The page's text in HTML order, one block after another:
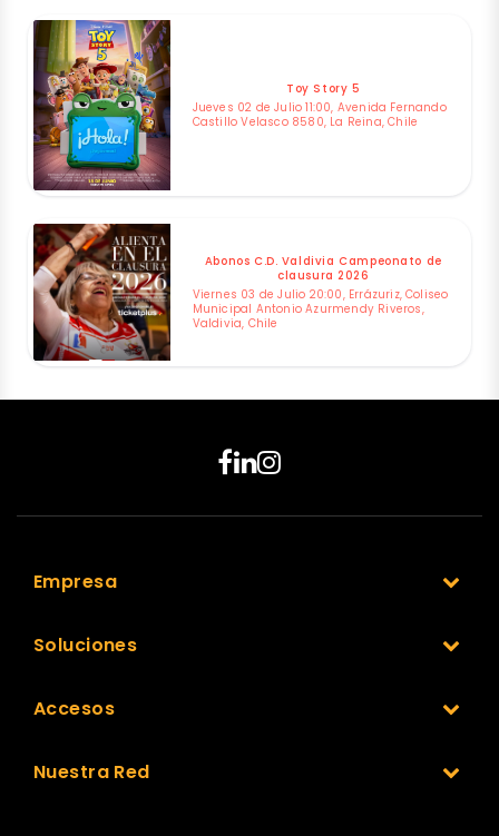
Toy Story 5
Jueves 02 de Julio 11:00, Avenida Fernando
Castillo Velasco 8580, La Reina, Chile
Abonos C.D. Valdivia Campeonato de
clausura 2026
Viernes 03 de Julio 20:00, Errázuriz, Coliseo
Municipal Antonio Azurmendy Riveros,
Valdivia, Chile
Empresa
Soluciones
Accesos
Nuestra Red